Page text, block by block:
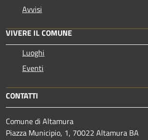
Avvisi
VIVERE IL COMUNE
Luoghi
Eventi
CONTATTI
Comune di Altamura
Piazza Municipio, 1, 70022 Altamura BA